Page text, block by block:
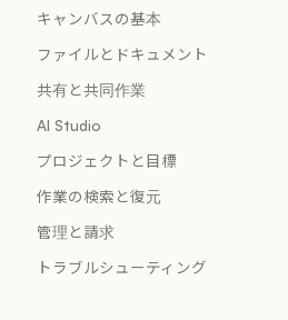
キャンバスの基本
ファイルとドキュメント
共有と共同作業
AI Studio
プロジェクトと目標
作業の検索と復元
管理と請求
トラブルシューティング